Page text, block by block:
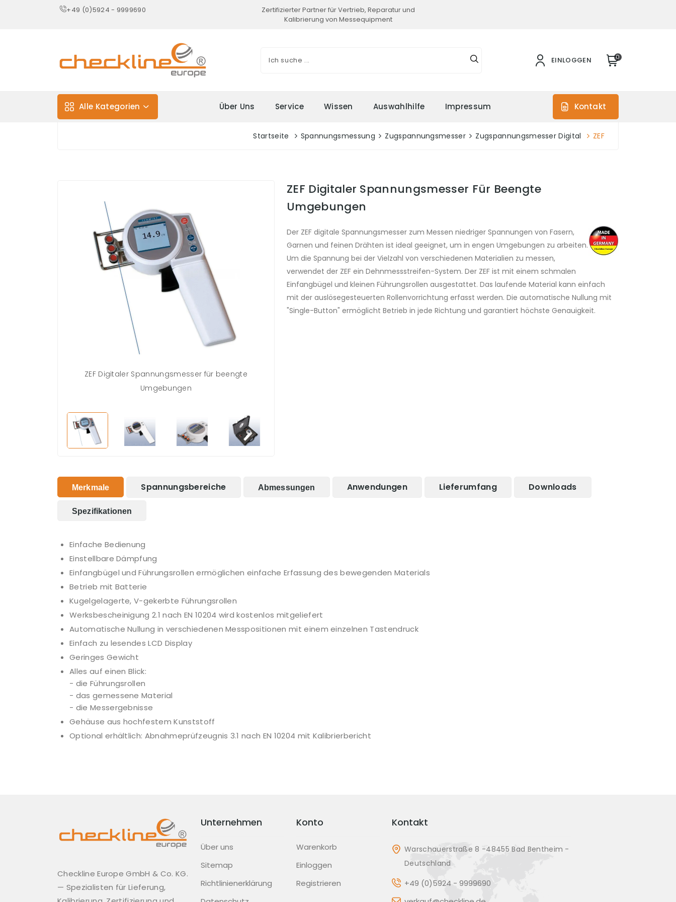
+49 (0)5924 - 9999690
Zertifizierter Partner für Vertrieb, Reparatur und
Kalibrierung von Messequipment
EINLOGGEN 0
Alle Kategorien Über Uns Service Wissen Auswahlhilfe Impressum Kontakt
Startseite Spannungsmessung Zugspannungsmesser Zugspannungsmesser Digital ZEF
ZEF Digitaler Spannungsmesser für beengte
Umgebungen
ZEF Digitaler Spannungsmesser Für Beengte
Umgebungen
Der ZEF digitale Spannungsmesser zum Messen niedriger Spannungen von Fasern,
Garnen und feinen Drähten ist ideal geeignet, um in engen Umgebungen zu arbeiten.
Um die Spannung bei der Vielzahl von verschiedenen Materialien zu messen,
verwendet der ZEF ein Dehnmessstreifen-System. Der ZEF ist mit einem schmalen
Einfangbügel und kleinen Führungsrollen ausgestattet. Das laufende Material kann einfach
mit der auslösegesteuerten Rollenvorrichtung erfasst werden. Die automatische Nullung mit
"Single-Button" ermöglicht Betrieb in jede Richtung und garantiert höchste Genauigkeit.
Merkmale Spannungsbereiche Abmessungen Anwendungen Lieferumfang Downloads
Spezifikationen
Einfache Bedienung
Einstellbare Dämpfung
Einfangbügel und Führungsrollen ermöglichen einfache Erfassung des bewegenden Materials
Betrieb mit Batterie
Kugelgelagerte, V-gekerbte Führungsrollen
Werksbescheinigung 2.1 nach EN 10204 wird kostenlos mitgeliefert
Automatische Nullung in verschiedenen Messpositionen mit einem einzelnen Tastendruck
Einfach zu lesendes LCD Display
Geringes Gewicht
Alles auf einen Blick:
- die Führungsrollen
- das gemessene Material
- die Messergebnisse
Gehäuse aus hochfestem Kunststoff
Optional erhältlich: Abnahmeprüfzeugnis 3.1 nach EN 10204 mit Kalibrierbericht
Checkline Europe GmbH & Co. KG.
— Spezialisten für Lieferung,
Unternehmen
Über uns
Sitemap
Richtlinienerklärung
Konto
Warenkorb
Einloggen
Registrieren
Kontakt
Warschauerstraße 8 -48455 Bad Bentheim -
Deutschland
+49 (0)5924 - 9999690